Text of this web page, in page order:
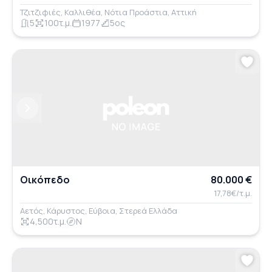
Τζιτζιφιές, Καλλιθέα, Νότια Προάστια, Αττική
5 100τ.μ. 1977 5ος
Οικόπεδο 80.000 €
17,78€/τ.μ.
Αετός, Κάρυστος, Εύβοια, Στερεά Ελλάδα
4,500τ.μ. Ν